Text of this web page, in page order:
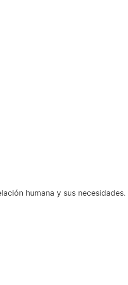
humana y sus necesidades.